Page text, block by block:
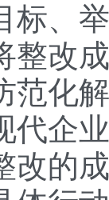
标、
整改
范化
代企
改的